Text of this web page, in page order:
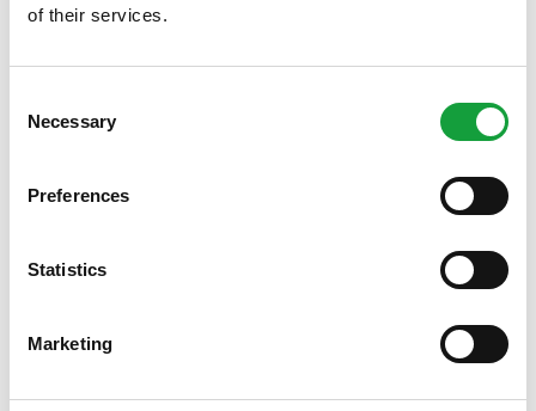
of their services.
Selection
Necessary
Preferences
Statistics
Marketing
ISCRIVITI ALLA NEWSLETTER
Resta aggiornato su tutte le ultime novita nel campo